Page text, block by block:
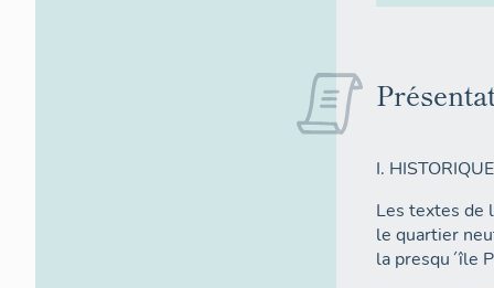
I. HISTORIQUE
Les textes de
le quartier
la presqu´île